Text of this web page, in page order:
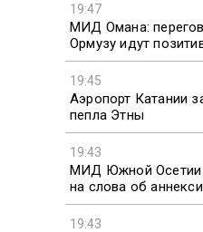
19:47
МИД Омана:
Ормузу идут
19:45
Аэропорт Катании
пепла Этны
19:43
МИД Южной Осетии
на слова об
19:43